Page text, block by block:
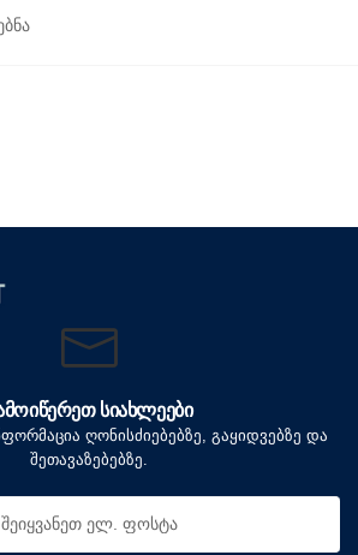
ᲡᲘᲐᲮᲚᲔᲔᲑᲘ
ღონისძიებებზე, გაყიდვებზე და
შეთავაზებებზე.